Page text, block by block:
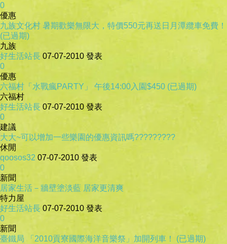
0
優惠
九族文化村 暑期歡樂無限大，特價550元再送日月潭纜車免費！
(已過期)
九族
好生活站長 07-07-2010 發表
0
優惠
六福村「水戰瘋PARTY」 午後14:00入園$450 (已過期)
六福村
好生活站長 07-07-2010 發表
0
建議
大大~可以增加一些樂園的優惠資訊嗎?????????
休閒
qoosos32 07-07-2010 發表
0
新聞
居家生活－牆壁塗淡藍 居家更清爽
特力屋
好生活站長 07-07-2010 發表
0
新聞
臺鐵局 「2010貢寮國際海洋音樂祭」加開列車！ (已過期)